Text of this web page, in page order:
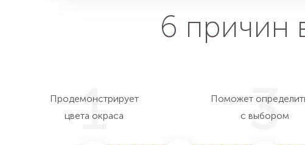
6 причин
1
Продемонстрирует
цвета окраса
3
Поможет
с выбором